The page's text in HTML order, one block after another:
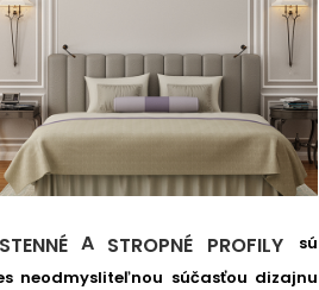
A STROPNÉ PROFILY
sú
neodmysliteľnou súčasťou dizajnu